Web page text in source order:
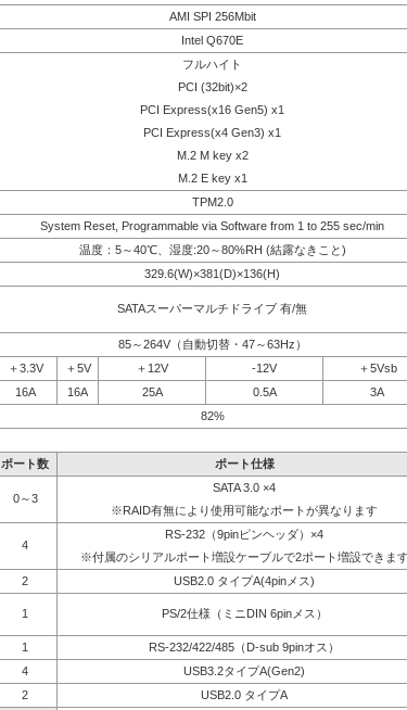
AMI SPI 256Mbit
Intel Q670E
フルハイト
PCI (32bit)×2
PCI Express(x16 Gen5) x1
PCI Express(x4 Gen3) x1
M.2 M key x2
M.2 E key x1
TPM2.0
System Reset, Programmable via Software from 1 to 255 sec/min
温度：5～40℃、湿度:20～80%RH (結露なきこと)
329.6(W)×381(D)×136(H)
SATAスーパーマルチドライブ 有/無
85～264V（自動切替・47～63Hz）
＋3.3V ＋5V ＋12V -12V
＋5Vsb
16A 16A 25A 0.5A
3A
82%
ポート数 ポート仕様
0～3
SATA 3.0 ×4
※RAID有無により使用可能なポートが異なります
4
RS-232（9pinピンヘッダ）×4
※付属のシリアルポート増設ケーブルで2ポート増設できま
2 USB2.0 タイプA(4pinメス)
1 PS/2仕様（ミニDIN 6pinメス）
1
RS-232/422/485（D-sub 9pinオス）
4
USB3.2タイプA(Gen2)
2 USB2.0 タイプA